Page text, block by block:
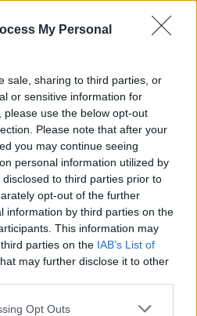
My Personal
sale, sharing to third parties, or
or sensitive information for
use the below opt-out
Please note that after your
you may continue seeing
personal information utilized by
to third parties prior to
opt-out of the further
information by third parties on the
This information may
parties on the IAB’s List of
may further disclose it to other
app uses one or more Google
Opt Outs
σε παραγωγικά ζώα - Τι
γίνεται στην Ελλάδα
[πίνακας]
Πρωτιές για την Ελλάδα